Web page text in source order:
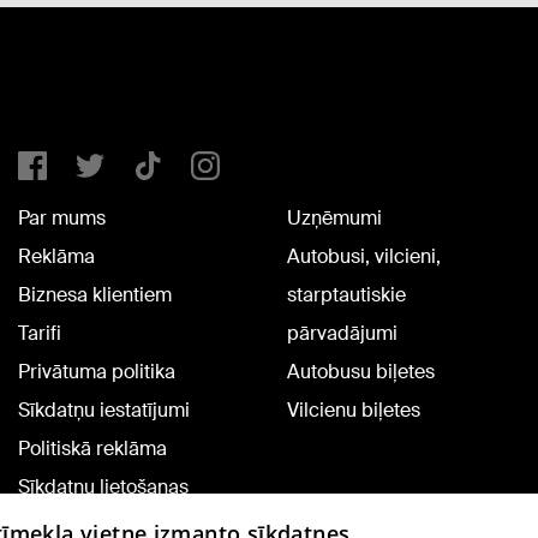
Par mums
Reklāma
Biznesa klientiem
Tarifi
Privātuma politika
Sīkdatņu iestatījumi
Politiskā reklāma
Sīkdatņu lietošanas
noteikumi
Uzņēmumi
Autobusi, vilcieni,
starptautiskie
pārvadājumi
Autobusu biļetes
Vilcienu biļetes